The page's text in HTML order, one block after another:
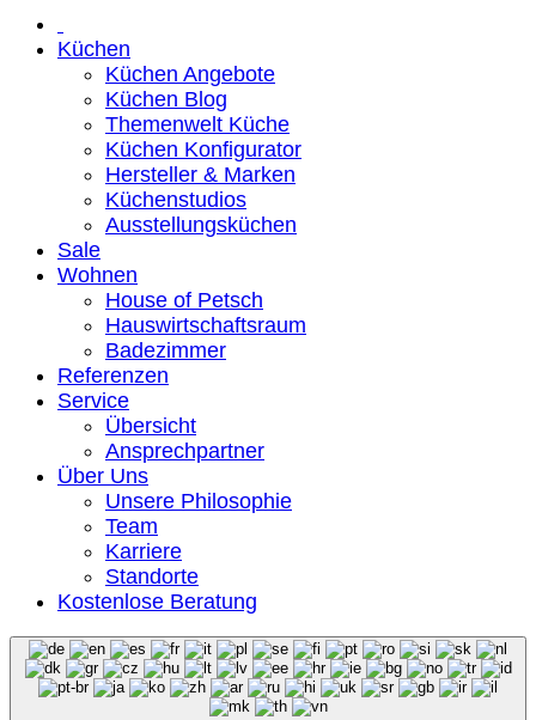
Küchen
Küchen Angebote
Küchen Blog
Themenwelt Küche
Küchen Konfigurator
Hersteller & Marken
Küchenstudios
Ausstellungsküchen
Sale
Wohnen
House of Petsch
Hauswirtschaftsraum
Badezimmer
Referenzen
Service
Übersicht
Ansprechpartner
Über Uns
Unsere Philosophie
Team
Karriere
Standorte
Kostenlose Beratung